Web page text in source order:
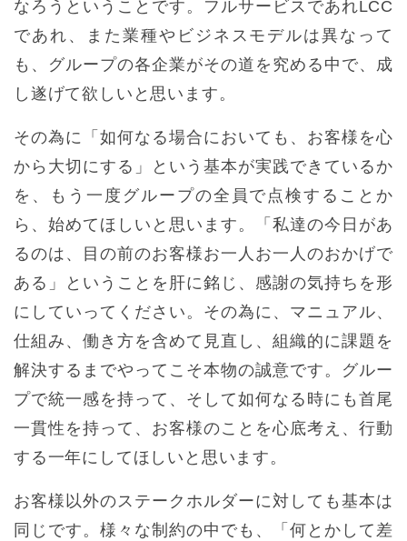
なろうということです。フルサービスであれLCC
であれ、また業種やビジネスモデルは異なって
も、グループの各企業がその道を究める中で、成
し遂げて欲しいと思います。
その為に「如何なる場合においても、お客様を心
から大切にする」という基本が実践できているか
を、もう一度グループの全員で点検することか
ら、始めてほしいと思います。「私達の今日があ
るのは、目の前のお客様お一人お一人のおかげで
ある」ということを肝に銘じ、感謝の気持ちを形
にしていってください。その為に、マニュアル、
仕組み、働き方を含めて見直し、組織的に課題を
解決するまでやってこそ本物の誠意です。グルー
プで統一感を持って、そして如何なる時にも首尾
一貫性を持って、お客様のことを心底考え、行動
する一年にしてほしいと思います。
お客様以外のステークホルダーに対しても基本は
同じです。様々な制約の中でも、「何とかして差